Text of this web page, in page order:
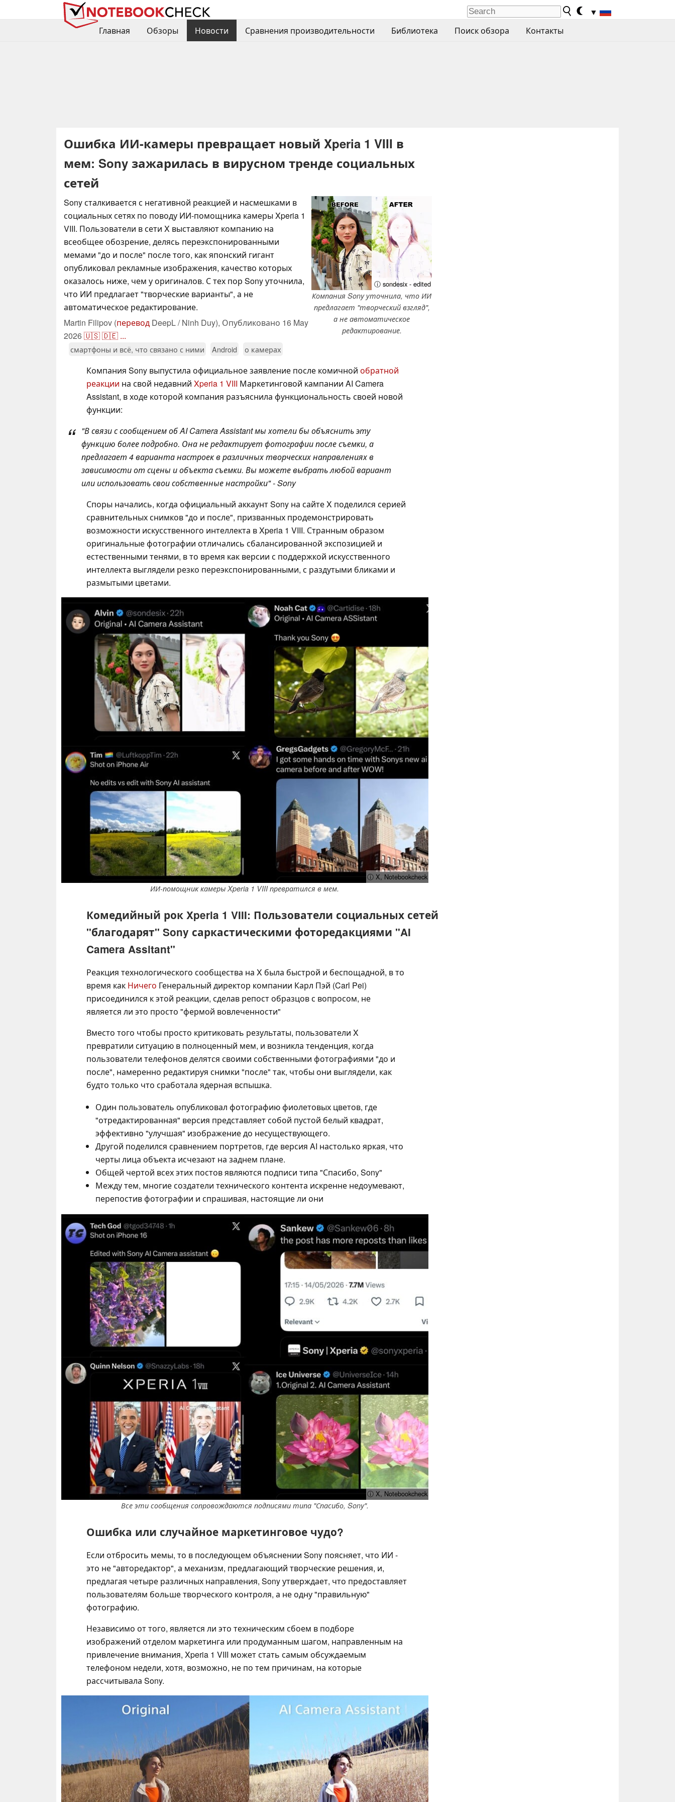
▼
Главная
Обзоры Новости Сравнения производительности Библиотека Поиск обзора Контакты
Ошибка ИИ-камеры превращает новый Xperia 1 VIII в
мем: Sony зажарилась в вирусном тренде социальных
сетей
ⓘ sondesix - edited
Компания Sony уточнила, что ИИ
предлагает "творческий взгляд",
а не автоматическое
редактирование.
Sony сталкивается с негативной реакцией и насмешками в
социальных сетях по поводу ИИ-помощника камеры Xperia 1
VIII. Пользователи в сети X выставляют компанию на
всеобщее обозрение, делясь переэкспонированными
мемами "до и после" после того, как японский гигант
опубликовал рекламные изображения, качество которых
оказалось ниже, чем у оригиналов. С тех пор Sony уточнила,
что ИИ предлагает "творческие варианты", а не
автоматическое редактирование.
Martin Filipov (перевод DeepL / Ninh Duy), Опубликовано 16 May
2026🇺🇸🇩🇪 ...
смартфоны и всё, что связано с ними Android о камерах
Компания Sony выпустила официальное заявление после комичной обратной
реакции на свой недавний Xperia 1 VIII Маркетинговой кампании AI Camera
Assistant, в ходе которой компания разъяснила функциональность своей новой
функции:
"В связи с сообщением об AI Camera Assistant мы хотели бы объяснить эту
функцию более подробно. Она не редактирует фотографии после съемки, а
предлагает 4 варианта настроек в различных творческих направлениях в
зависимости от сцены и объекта съемки. Вы можете выбрать любой вариант
или использовать свои собственные настройки" - Sony
Споры начались, когда официальный аккаунт Sony на сайте X поделился серией
сравнительных снимков "до и после", призванных продемонстрировать
возможности искусственного интеллекта в Xperia 1 VIII. Странным образом
оригинальные фотографии отличались сбалансированной экспозицией и
естественными тенями, в то время как версии с поддержкой искусственного
интеллекта выглядели резко переэкспонированными, с раздутыми бликами и
размытыми цветами.
ⓘ X, Notebookcheck
ИИ-помощник камеры Xperia 1 VIII превратился в мем.
Комедийный рок Xperia 1 VIII: Пользователи социальных сетей
"благодарят" Sony саркастическими фоторедакциями "AI
Camera Assitant"
Реакция технологического сообщества на X была быстрой и беспощадной, в то
время как Ничего Генеральный директор компании Карл Пэй (Carl Pei)
присоединился к этой реакции, сделав репост образцов с вопросом, не
является ли это просто "фермой вовлеченности"
Вместо того чтобы просто критиковать результаты, пользователи X
превратили ситуацию в полноценный мем, и возникла тенденция, когда
пользователи телефонов делятся своими собственными фотографиями "до и
после", намеренно редактируя снимки "после" так, чтобы они выглядели, как
будто только что сработала ядерная вспышка.
Один пользователь опубликовал фотографию фиолетовых цветов, где
"отредактированная" версия представляет собой пустой белый квадрат,
эффективно "улучшая" изображение до несуществующего.
Другой поделился сравнением портретов, где версия AI настолько яркая, что
черты лица объекта исчезают на заднем плане.
Общей чертой всех этих постов являются подписи типа "Спасибо, Sony"
Между тем, многие создатели технического контента искренне недоумевают,
перепостив фотографии и спрашивая, настоящие ли они
ⓘ X, Notebookcheck
Все эти сообщения сопровождаются подписями типа "Спасибо, Sony".
Ошибка или случайное маркетинговое чудо?
Если отбросить мемы, то в последующем объяснении Sony поясняет, что ИИ -
это не "авторедактор", а механизм, предлагающий творческие решения, и,
предлагая четыре различных направления, Sony утверждает, что предоставляет
пользователям больше творческого контроля, а не одну "правильную"
фотографию.
Независимо от того, является ли это техническим сбоем в подборе
изображений отделом маркетинга или продуманным шагом, направленным на
привлечение внимания, Xperia 1 VIII может стать самым обсуждаемым
телефоном недели, хотя, возможно, не по тем причинам, на которые
рассчитывала Sony.